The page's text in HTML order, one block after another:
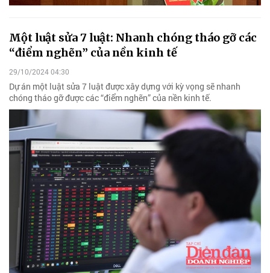
Một luật sửa 7 luật: Nhanh chóng tháo gỡ các
“điểm nghẽn” của nền kinh tế
29/10/2024 04:30
Dự án một luật sửa 7 luật được xây dựng với kỳ vọng sẽ nhanh
chóng tháo gỡ được các “điểm nghẽn” của nền kinh tế.